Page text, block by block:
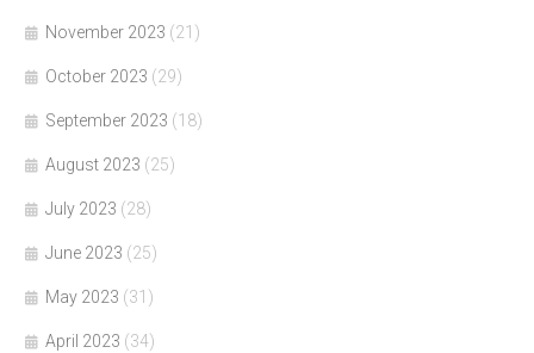
November 2023 (21)
October 2023 (29)
September 2023 (18)
August 2023 (25)
July 2023 (28)
June 2023 (25)
May 2023 (31)
April 2023 (34)